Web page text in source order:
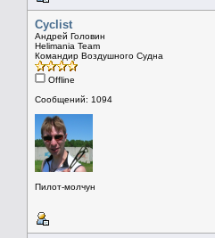
Cyclist
Андрей Головин
Helimania Team
Командир Воздушного Судна
Offline
Сообщений: 1094
Пилот-молчун